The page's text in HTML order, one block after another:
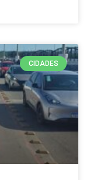
CIDADES